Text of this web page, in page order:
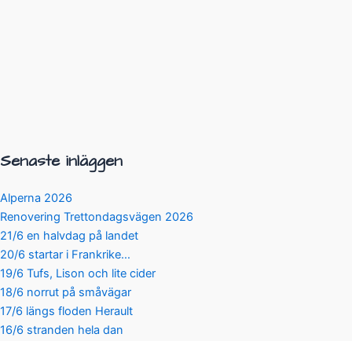
Senaste inläggen
Alperna 2026
Renovering Trettondagsvägen 2026
21/6 en halvdag på landet
20/6 startar i Frankrike…
19/6 Tufs, Lison och lite cider
18/6 norrut på småvägar
17/6 längs floden Herault
16/6 stranden hela dan